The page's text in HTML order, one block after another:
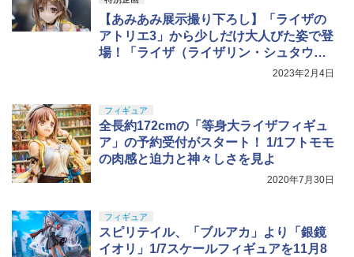
【あみあみ展示撮り下ろし】「ライザの
アトリエ3」から少しだけ大人びた姿で登
場！「ライザ（ライザリン・シュタウ
2023年2月4日
フィギュア
全長約172cmの「等身大ライザフィギュ
ア」の予約受付がスタート！ 1/1フトモモ
の肉感と迫力と神々しさを見よ
2020年7月30日
フィギュア
スピリテイル、「ブルアカ」より「銀鏡
イオリ」1/7スケールフィギュアを11月8